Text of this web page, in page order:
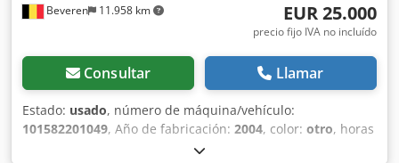
Beveren 11.958 km EUR 25.000
precio fijo IVA no incluído
Consultar Llamar
Estado: usado, número de máquina/vehículo:
101582201049, Año de fabricación: 2004, color: otro, horas
, ¡Máquinas en venta! Explore